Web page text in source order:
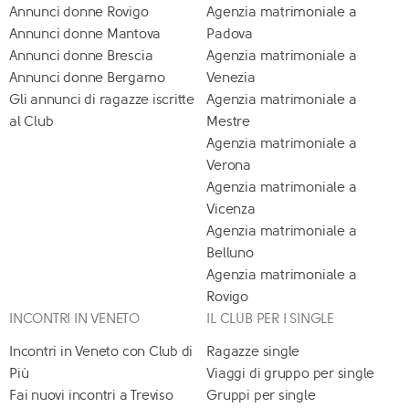
Annunci donne Rovigo
Annunci donne Mantova
Annunci donne Brescia
Annunci donne Bergamo
Gli annunci di ragazze iscritte
al Club
Agenzia matrimoniale a
Padova
Agenzia matrimoniale a
Venezia
Agenzia matrimoniale a
Mestre
Agenzia matrimoniale a
Verona
Agenzia matrimoniale a
Vicenza
Agenzia matrimoniale a
Belluno
Agenzia matrimoniale a
Rovigo
INCONTRI IN VENETO
Incontri in Veneto con Club di
Più
Fai nuovi incontri a Treviso
IL CLUB PER I SINGLE
Ragazze single
Viaggi di gruppo per single
Gruppi per single